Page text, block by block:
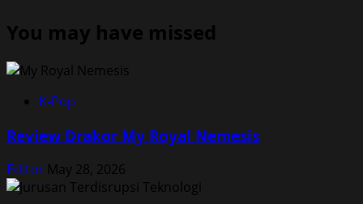
You may have missed
K-Pop
Review Drakor My Royal Nemesis
Editor May 28, 2026